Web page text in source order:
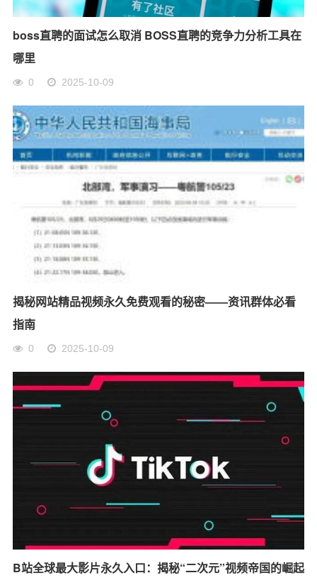
boss直聘的面试怎么取消 BOSS直聘的竞争力分析工具在
哪里
0 2025-10-09
揭秘网站精品视频永久免费观看的秘密——资讯群体必看
指南
0 2025-10-09
B站全球最大影片永久入口：揭秘“二次元”视频帝国的崛起